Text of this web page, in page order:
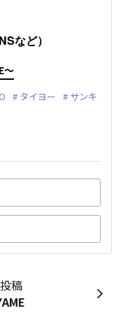
など）
～
タイヨー
サンキ
稿